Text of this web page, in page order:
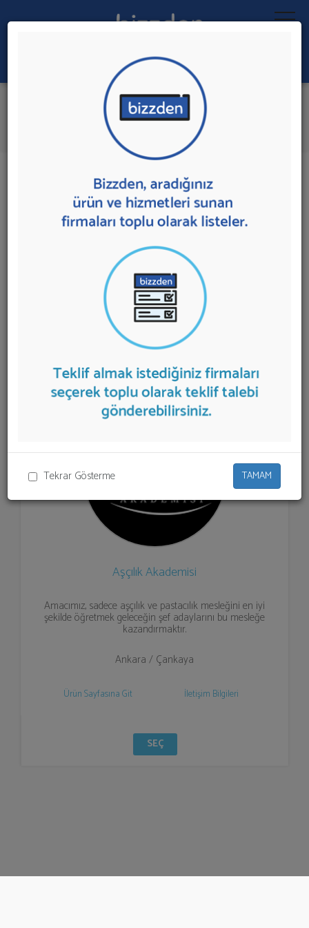
Tekrar Gösterme TAMAM
Ara:
Cupcake Kursu
İlk 1 Firmaya Mesaj Gönder
1 sonuç bulundu.
Çankaya'da Cupcake Kursusunan firmalar
aşağıda listelenmektedir.Cupcake Kursu
için listeden seçim yapıp ya da "İlk 5 Firmadan Teklif İste"
kısmından toplu olarak teklif talebinizi firmalara
aktarabilirsiniz.
Aşçılık Akademisi
Amacımız, sadece aşçılık ve pastacılık mesleğini en iyi
şekilde öğretmek geleceğin şef adaylarını bu mesleğe
kazandırmaktır.
Ankara / Çankaya
Ürün Sayfasına Git İletişim Bilgileri
SEÇ